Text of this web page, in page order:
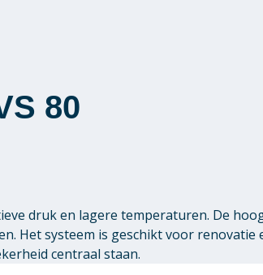
80
druk en lagere temperaturen. De
Het systeem is geschikt voor renovatie
centraal staan.